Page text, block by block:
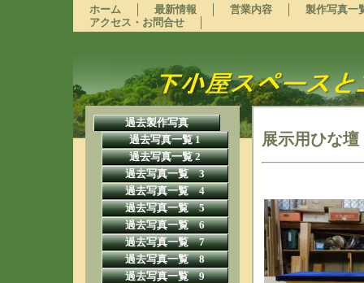
ホーム 最新情報 営業内容
製作写真一
アクセス・お問合せ
過去製作写真
過去写真一覧 1
過去写真一覧 2
過去写真一覧 3
過去写真一覧 4
過去写真一覧 5
過去写真一覧 6
過去写真一覧 7
過去写真一覧 8
過去写真一覧 9
展示用ひな壇